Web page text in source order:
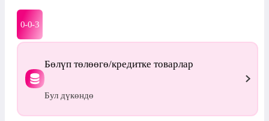
0-0-3
Бөлүп төлөөгө/кредитке товарлар
Бул дүкөндө